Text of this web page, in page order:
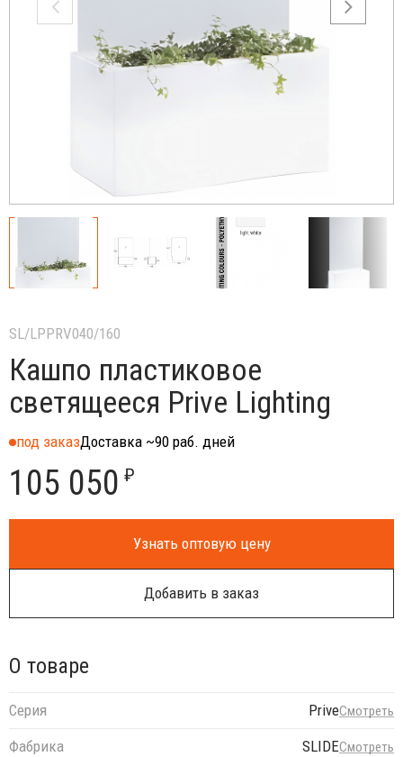
SL/LPPRV040/160
Кашпо пластиковое
светящееся Prive Lighting
под заказДоставка ~90 раб. дней
105 050 ₽
Узнать оптовую цену
Добавить в заказ
О товаре
Серия PriveСмотреть
Фабрика SLIDEСмотреть